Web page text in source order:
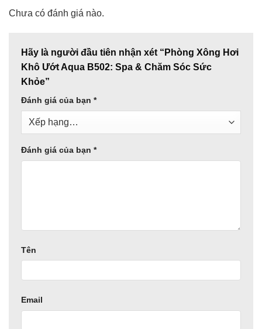
Chưa có đánh giá nào.
Hãy là người đầu tiên nhận xét “Phòng Xông Hơi
Khô Ướt Aqua B502: Spa & Chăm Sóc Sức
Khỏe”
Đánh giá của bạn *
Đánh giá của bạn *
Tên
Email